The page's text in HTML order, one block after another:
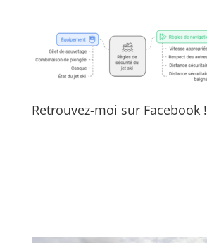
Retrouvez-moi sur Facebook !